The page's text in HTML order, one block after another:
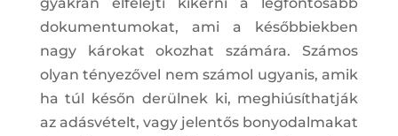
dokumentumokat, ami a későbbiekben
nagy károkat okozhat számára. Számos
olyan tényezővel nem számol ugyanis, amik
ha túl későn derülnek ki, meghiúsíthatják
az adásvételt, vagy jelentős bonyodalmakat